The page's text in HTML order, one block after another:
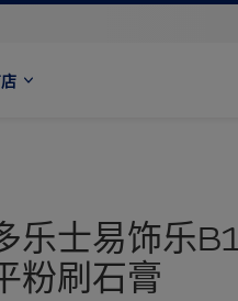
乐士易饰乐
粉刷石膏